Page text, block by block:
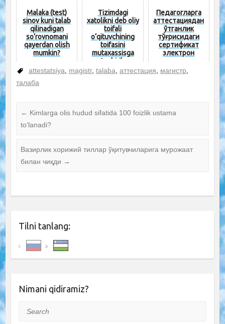
Malaka (test)
sinov kuni talab
qilinadigan
so‘rovnomani
qayerdan olish
mumkin?
Tizimdagi
xatolikni deb oliy
toifali
o‘qituvchining
toifasini
mutaxassisga
tushirib
tashlanishi ...
Педагогларга
аттестациядан
ўтганлик
тўғрисидаги
сертификат
электрон
берилади
attestatsiya, magistr, talaba, аттестация, магистр,
талаба
← Kimlarga olis hudud sifatida 100 foizlik ustama
to‘lanadi?
Вазирлик хорижий тиллар ўқитувчиларига мурожаат
билан чиқди →
Tilni tanlang:
Nimani qidiramiz?
Search